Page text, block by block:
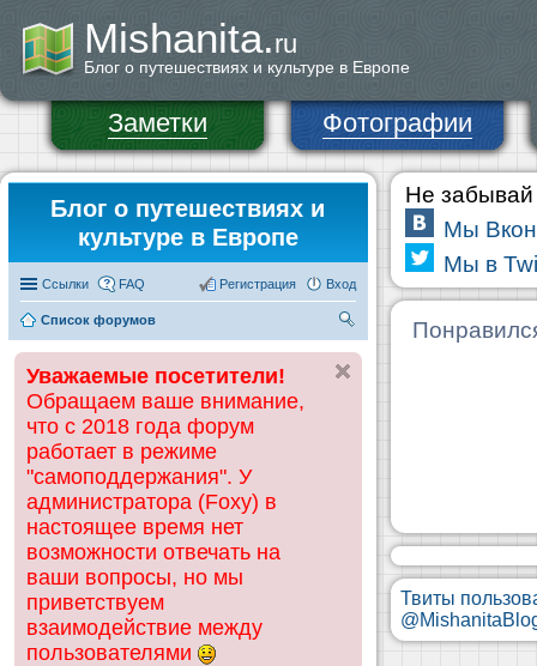
Mishanita.ru
Блог о путешествиях и культуре в Европе
Заметки Фотографии
Блог о путешествиях и
культуре в Европе
Ссылки FAQ Вход
Регистрация
Список форумов
ск
Уважаемые посетители!
Обращаем ваше внимание,
что с 2018 года форум
работает в режиме
"самоподдержания". У
администратора (Foxy) в
настоящее время нет
возможности отвечать на
ваши вопросы, но мы
приветствуем
взаимодействие между
пользователями
Не забывай
Мы
Мы в
Твиты